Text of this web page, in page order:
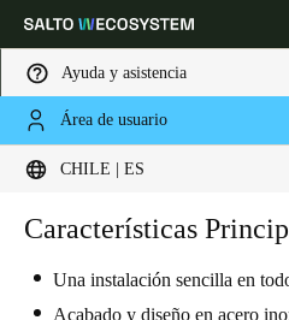
Ayuda y asistencia
Área de usuario
CHILE | ES
Elija su ubicación y configuración
Global Europe
Chile Español
Características
Una instalación sencilla en
Acabado y diseño en acero